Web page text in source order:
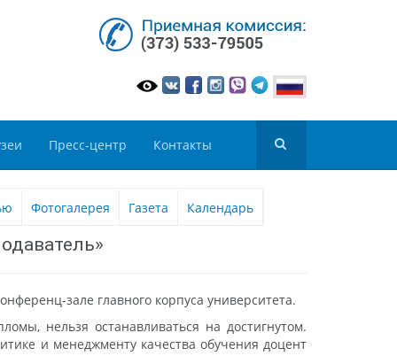
Пресс-центр Контакты
Фотогалерея Газета Календарь
зале главного корпуса университета.
нельзя останавливаться на достигнутом.
и менеджменту качества обучения доцент